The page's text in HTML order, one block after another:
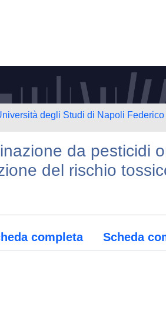
degli Studi di Napoli Federico II
da pesticidi
del rischio
completa Scheda